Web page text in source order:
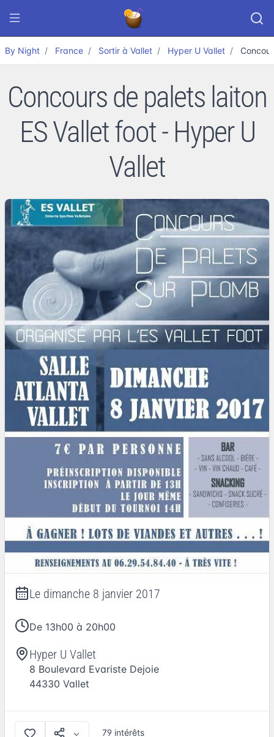
By Night France Sortir à Vallet Hyper U Vallet
Concours de palets laiton
ES Vallet foot - Hyper U
Vallet
Le dimanche 8 janvier 2017
De 13h00 à 20h00
Hyper U Vallet
8 Boulevard Evariste Dejoie
44330 Vallet
79 intérêts